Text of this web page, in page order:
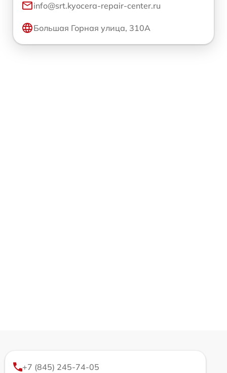
info@srt.kyocera-repair-center.ru
Большая Горная улица, 310А
+7 (845) 245-74-05